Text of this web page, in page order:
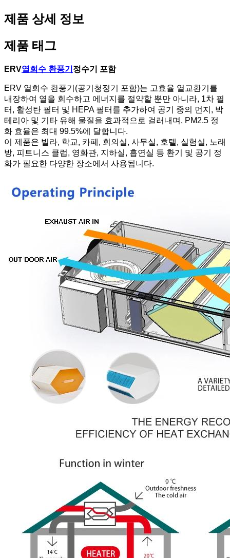
제품 상세 정보
제품 태그
ERV열회수 환풍기 정수기 포함
ERV 열회수 환풍기(공기청정기 포함)는 고효율 열교환기를
내장하여 열을 회수하고 에너지를 절약할 뿐만 아니라, 1차 필
터, 활성탄 필터 및 HEPA 필터를 추가하여 공기 중의 먼지, 박
테리아 및 기타 유해 물질을 효과적으로 걸러내며, PM2.5 정
화 효율은 최대 99.5%에 달합니다.
이 제품은 빌라, 학교, 카페, 회의실, 사무실, 호텔, 실험실, 노래
방, 피트니스 클럽, 영화관, 지하실, 흡연실 등 환기 및 공기 정
화가 필요한 다양한 장소에서 사용됩니다.